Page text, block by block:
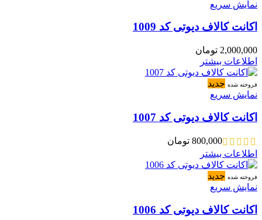
نمایش سریع
اکانت کالاف دیوتی کد 1009
2,000,000 تومان
اطلاعات بیشتر
فروخته شده جدید
نمایش سریع
اکانت کالاف دیوتی کد 1007
800,000 تومان
اطلاعات بیشتر
فروخته شده جدید
نمایش سریع
اکانت کالاف دیوتی کد 1006